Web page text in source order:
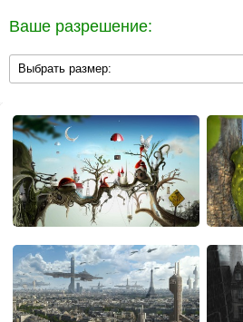
Ваше разрешение: